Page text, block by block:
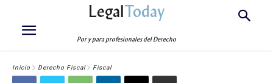
LegalToday
Por y para profesionales del Derecho
Inicio Derecho Fiscal Fiscal